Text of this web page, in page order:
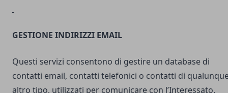
GESTIONE INDIRIZZI EMAIL
Questi servizi consentono di gestire un database di
contatti email, contatti telefonici o contatti di
altro tipo, utilizzati per comunicare con l’Interessato.